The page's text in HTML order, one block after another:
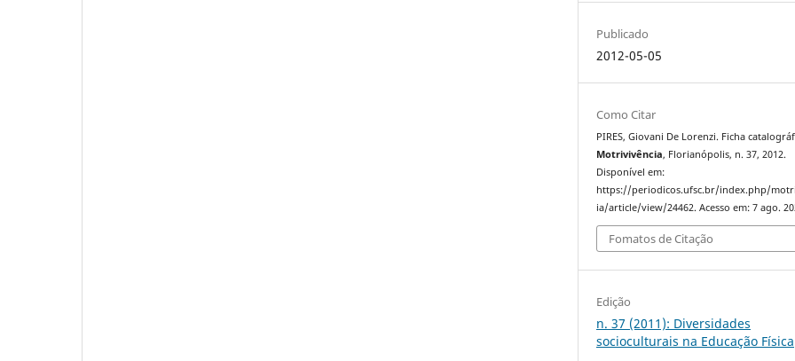
Publicado
2012-05-05
Como Citar
PIRES, Giovani De Lorenzi. Ficha
Motrivivência, Florianópolis, n. 37, 2012.
Disponível em:
https://periodicos.ufsc.br/index.php/
ia/article/view/24462. Acesso em: 7 ago.
Fomatos de Citação
Edição
n. 37 (2011): Diversidades
socioculturais na Educação Física